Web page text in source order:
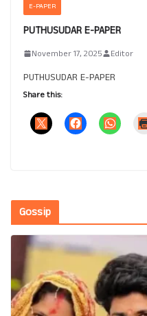
E-PAPER
PUTHUSUDAR E-PAPER
November 17, 2025 Editor
PUTHUSUDAR E-PAPER
Share this:
Gossip